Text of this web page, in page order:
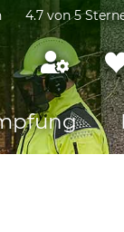
4.7 von 5